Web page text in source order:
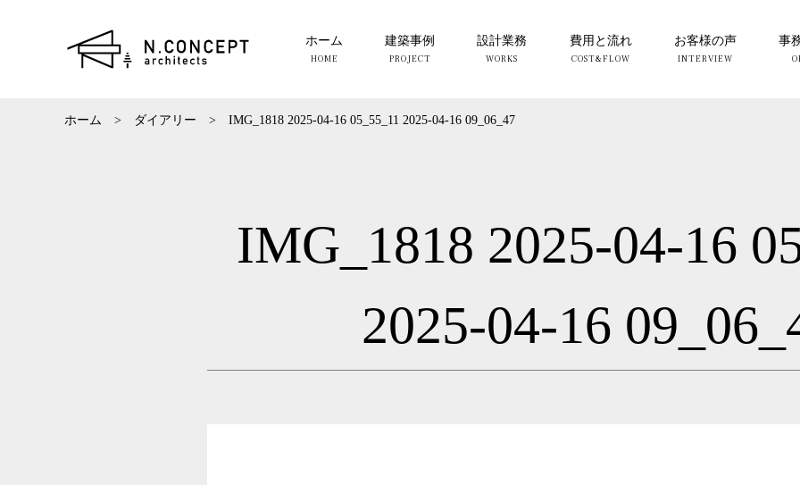
ホーム 建築事例 設計業務 費用と流れ お客様の声 事
ホーム > ダイアリー > IMG_1818 2025-04-16 05_55_11 2025-04-16 09_06_47
IMG_1818 2025-04-16
2025-04-16